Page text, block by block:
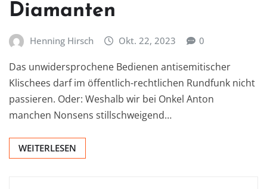
Diamanten
Henning Hirsch Okt. 22, 2023 0
Das unwidersprochene Bedienen antisemitischer
Klischees darf im öffentlich-rechtlichen Rundfunk nicht
passieren. Oder: Weshalb wir bei Onkel Anton
manchen Nonsens stillschweigend…
WEITERLESEN